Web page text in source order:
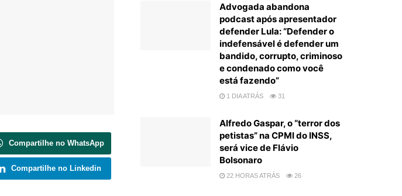
Compartilhe no WhatsApp
Compartilhe no Linkedin
Advogada abandona
podcast após apresentador
defender Lula: “Defender o
indefensável é defender um
bandido, corrupto, criminoso
e condenado como você
está fazendo”
1 DIA ATRÁS 31
Alfredo Gaspar, o “terror dos
petistas” na CPMI do INSS,
será vice de Flávio
Bolsonaro
22 HORAS ATRÁS 26